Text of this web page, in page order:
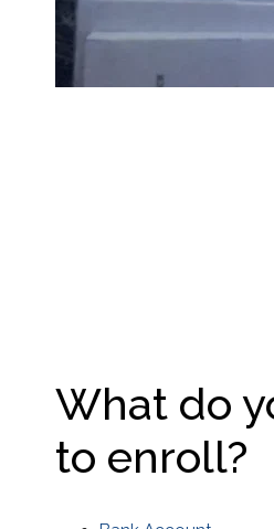
What do
to enroll?